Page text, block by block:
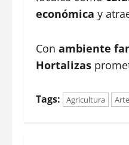
económica y
Con ambiente
Hortalizas
Tags: Agricultura